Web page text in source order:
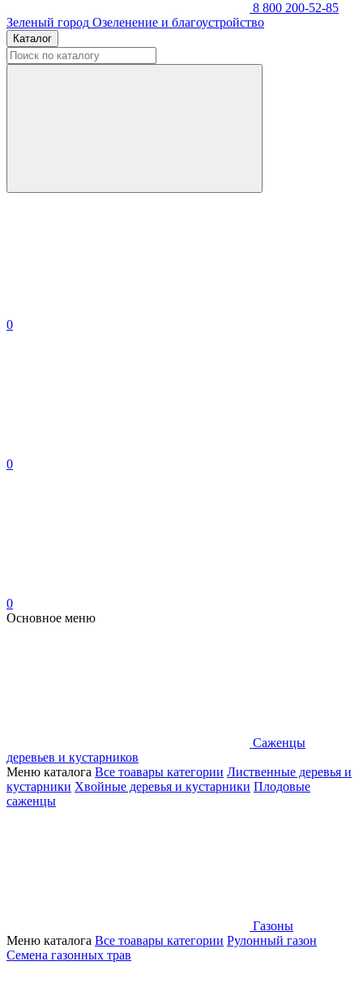
8 800 200-52-85
Зеленый город Озеленение и благоустройство
Каталог
0
0
0
Основное меню
Саженцы
деревьев и кустарников
Меню каталога Все тоавары категории Лиственные деревья и
кустарники Хвойные деревья и кустарники Плодовые
саженцы
Газоны
Меню каталога Все тоавары категории Рулонный газон
Семена газонных трав